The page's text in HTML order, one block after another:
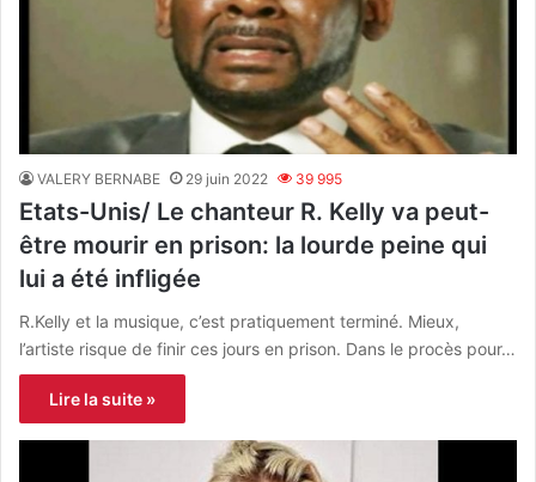
VALERY BERNABE 29 juin 2022 39 995
Etats-Unis/ Le chanteur R. Kelly va peut-
être mourir en prison: la lourde peine qui
lui a été infligée
R.Kelly et la musique, c’est pratiquement terminé. Mieux,
l’artiste risque de finir ces jours en prison. Dans le procès pour…
Lire la suite »